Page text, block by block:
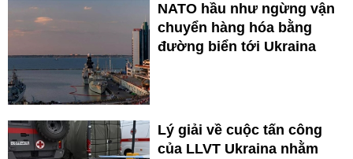
NATO hầu như ngừng vận
chuyển hàng hóa bằng
đường biển tới Ukraina
Lý giải về cuộc tấn công
của LLVT Ukraina nhằm